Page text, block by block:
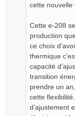
cette nouvelle
Cette e-208
production
ce choix
thermique
capacité
transition
prendre un
cette
d’ajustement